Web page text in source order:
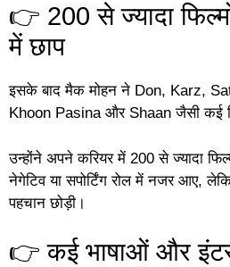
👉 200 से ज्यादा
में छाप
इसके बाद मैक मोहन ने Don, Karz,
Khoon Pasina और Shaan जैसी कई
उन्होंने अपने करियर में 200 से ज्यादा
नेगेटिव या सपोर्टिंग रोल में नजर आए,
पहचान छोड़ी।
👉 कई भाषाओं और